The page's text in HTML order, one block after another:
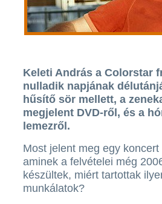
Keleti András a Colorstar
nulladik napjának
hűsítő sör mellett, a
megjelent DVD-ről, és a
lemezről.
Most jelent meg egy
aminek a felvételei még
készültek, miért tartottak
munkálatok?